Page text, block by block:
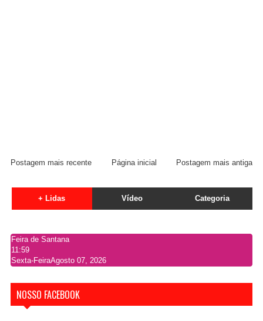
Postagem mais recente Postagem mais antiga
Página inicial
+ Lidas Vídeo Categoria
Feira de Santana
11:59
Sexta-FeiraAgosto 07, 2026
NOSSO FACEBOOK